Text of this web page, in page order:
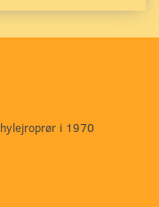
i 1970